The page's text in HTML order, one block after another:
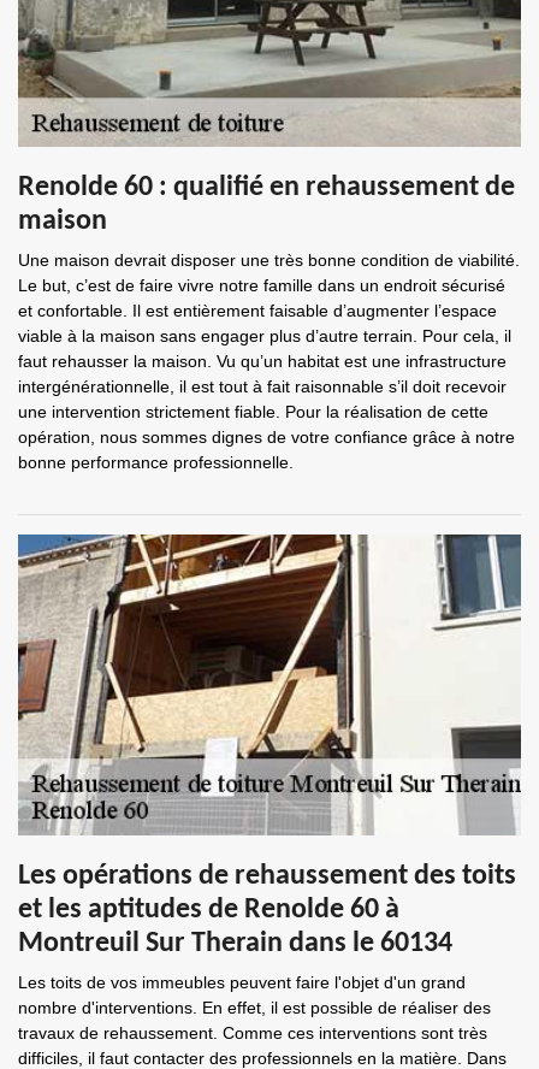
Renolde 60 : qualifié en rehaussement de
maison
Une maison devrait disposer une très bonne condition de viabilité.
Le but, c’est de faire vivre notre famille dans un endroit sécurisé
et confortable. Il est entièrement faisable d’augmenter l’espace
viable à la maison sans engager plus d’autre terrain. Pour cela, il
faut rehausser la maison. Vu qu’un habitat est une infrastructure
intergénérationnelle, il est tout à fait raisonnable s’il doit recevoir
une intervention strictement fiable. Pour la réalisation de cette
opération, nous sommes dignes de votre confiance grâce à notre
bonne performance professionnelle.
Les opérations de rehaussement des toits
et les aptitudes de Renolde 60 à
Montreuil Sur Therain dans le 60134
Les toits de vos immeubles peuvent faire l'objet d'un grand
nombre d'interventions. En effet, il est possible de réaliser des
travaux de rehaussement. Comme ces interventions sont très
difficiles, il faut contacter des professionnels en la matière. Dans